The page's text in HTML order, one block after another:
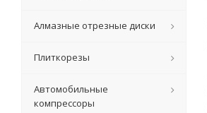
Алмазные отрезные диски
Плиткорезы
Автомобильные
компрессоры